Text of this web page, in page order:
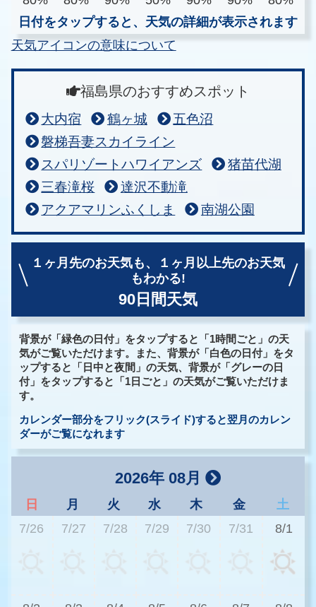
日付をタップすると、天気の詳細が表示されます
天気アイコンの意味について
福島県のおすすめスポット
大内宿 鶴ヶ城
五色沼
磐梯吾妻スカイライン
スパリゾートハワイアンズ
猪苗代湖
三春滝桜
達沢不動滝
アクアマリンふくしま
南湖公園
１ヶ月先のお天気も、
１ヶ月以上先のお天気
もわかる!
90日間天気
背景が「緑色の日付」をタップすると「1時間ごと」の天
気がご覧いただけます。また、背景が「白色の日付」をタ
ップすると「日中と夜間」の天気、背景が「グレーの日
付」をタップすると「1日ごと」の天気がご覧いただけま
す。
カレンダー部分をフリック(スライド)すると翌月のカレン
ダーがご覧になれます
2026年 08月
日 月 火 水 木 金
土
7/26
7/27 7/28 7/29 7/30 7/31 8/1